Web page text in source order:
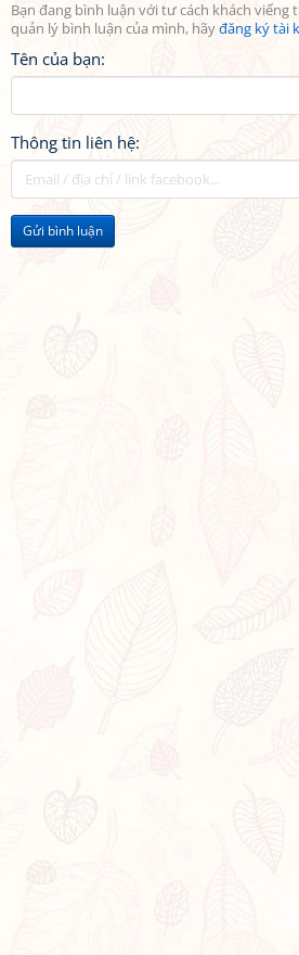
Bạn đang bình luận với tư cách khách viếng
quản lý bình luận của mình, hãyđăng ký tài
Tên của bạn:
Thông tin liên hệ:
Gửi bình luận